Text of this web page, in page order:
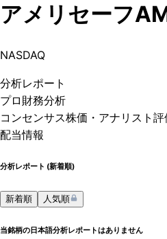
アメリセーフ
NASDAQ
分析レポート
プロ 財務分析
コンセンサス株価 ・アナリスト評
配当情報
分析レポート (新着順)
新着順 人気順
当銘柄の日本語分析レポートはありません